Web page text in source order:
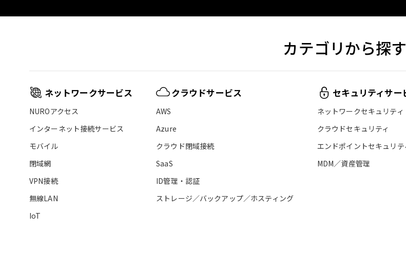
カテゴリから探す
ネットワークサービス
NUROアクセス
インターネット接続サービス
モバイル
閉域網
VPN接続
無線LAN
IoT
クラウドサービス
AWS
Azure
クラウド閉域接続
SaaS
ID管理・認証
ストレージ／バックアップ／ホスティング
セキュリティサー
ネットワークセキュリティ
クラウドセキュリティ
エンドポイントセキュリテ
MDM／資産管理